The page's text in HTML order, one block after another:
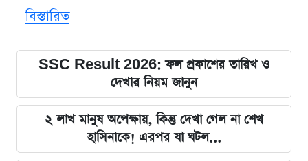
বিস্তারিত
SSC Result 2026: ফল প্রকাশের তারিখ ও
দেখার নিয়ম জানুন
২ লাখ মানুষ অপেক্ষায়, কিন্তু দেখা গেল না শেখ
হাসিনাকে! এরপর যা ঘটল...